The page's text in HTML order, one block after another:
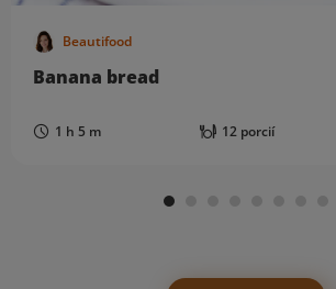
Beautifood
Banana bread
1 h 5 m 12 porcií